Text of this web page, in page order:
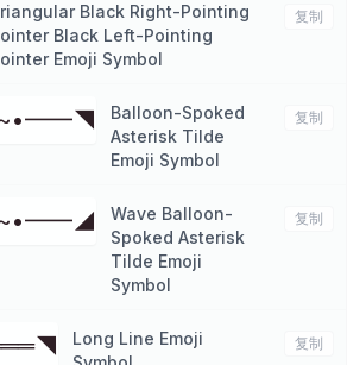
Black Right-Pointing
Black Left-Pointing
Emoji Symbol
复制
Balloon-Spoked
Asterisk Tilde
Emoji Symbol
复制
Wave Balloon-
Spoked Asterisk
Tilde Emoji
Symbol
复制
Long Line Emoji
复制